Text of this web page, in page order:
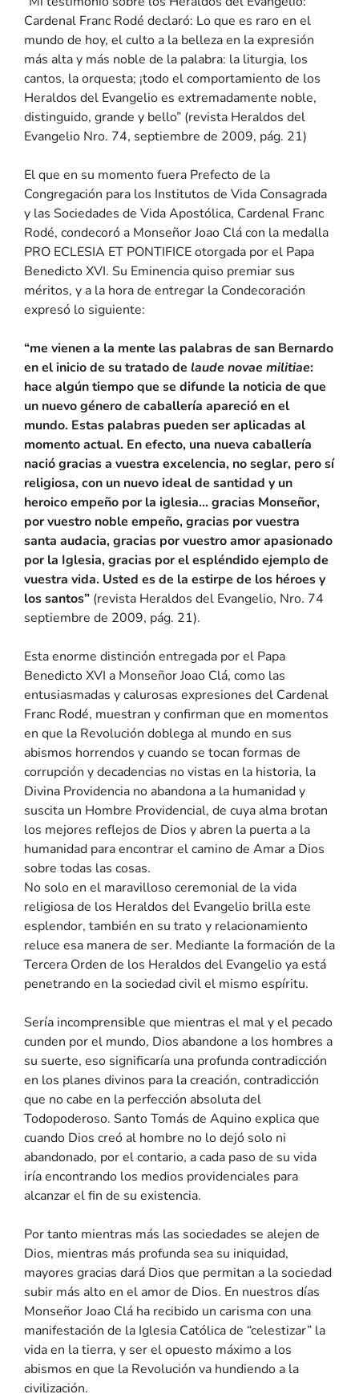
Cardenal Franc Rodé declaró: Lo que es raro en el
mundo de hoy, el culto a la belleza en la expresión
más alta y más noble de la palabra: la liturgia, los
cantos, la orquesta; ¡todo el comportamiento de los
Heraldos del Evangelio es extremadamente noble,
distinguido, grande y bello” (revista Heraldos del
Evangelio Nro. 74, septiembre de 2009, pág. 21)
El que en su momento fuera Prefecto de la
Congregación para los Institutos de Vida Consagrada
y las Sociedades de Vida Apostólica, Cardenal Franc
Rodé, condecoró a Monseñor Joao Clá con la medalla
PRO ECLESIA ET PONTIFICE otorgada por el Papa
Benedicto XVI. Su Eminencia quiso premiar sus
méritos, y a la hora de entregar la Condecoración
expresó lo siguiente:
“me vienen a la mente las palabras de san Bernardo
en el inicio de su tratado de laude novae militiae:
hace algún tiempo que se difunde la noticia de que
un nuevo género de caballería apareció en el
mundo. Estas palabras pueden ser aplicadas al
momento actual. En efecto, una nueva caballería
nació gracias a vuestra excelencia, no seglar, pero sí
religiosa, con un nuevo ideal de santidad y un
heroico empeño por la iglesia… gracias Monseñor,
por vuestro noble empeño, gracias por vuestra
santa audacia, gracias por vuestro amor apasionado
por la Iglesia, gracias por el espléndido ejemplo de
vuestra vida. Usted es de la estirpe de los héroes y
los santos” (revista Heraldos del Evangelio, Nro. 74
septiembre de 2009, pág. 21).
Esta enorme distinción entregada por el Papa
Benedicto XVI a Monseñor Joao Clá, como las
entusiasmadas y calurosas expresiones del Cardenal
Franc Rodé, muestran y confirman que en momentos
en que la Revolución doblega al mundo en sus
abismos horrendos y cuando se tocan formas de
corrupción y decadencias no vistas en la historia, la
Divina Providencia no abandona a la humanidad y
suscita un Hombre Providencial, de cuya alma brotan
los mejores reflejos de Dios y abren la puerta a la
humanidad para encontrar el camino de Amar a Dios
sobre todas las cosas.
No solo en el maravilloso ceremonial de la vida
religiosa de los Heraldos del Evangelio brilla este
esplendor, también en su trato y relacionamiento
reluce esa manera de ser. Mediante la formación de la
Tercera Orden de los Heraldos del Evangelio ya está
penetrando en la sociedad civil el mismo espíritu.
Sería incomprensible que mientras el mal y el pecado
cunden por el mundo, Dios abandone a los hombres a
su suerte, eso significaría una profunda contradicción
en los planes divinos para la creación, contradicción
que no cabe en la perfección absoluta del
Todopoderoso. Santo Tomás de Aquino explica que
cuando Dios creó al hombre no lo dejó solo ni
abandonado, por el contario, a cada paso de su vida
iría encontrando los medios providenciales para
alcanzar el fin de su existencia.
Por tanto mientras más las sociedades se alejen de
Dios, mientras más profunda sea su iniquidad,
mayores gracias dará Dios que permitan a la sociedad
subir más alto en el amor de Dios. En nuestros días
Monseñor Joao Clá ha recibido un carisma con una
manifestación de la Iglesia Católica de “celestizar” la
vida en la tierra, y ser el opuesto máximo a los
abismos en que la Revolución va hundiendo a la
civilización.